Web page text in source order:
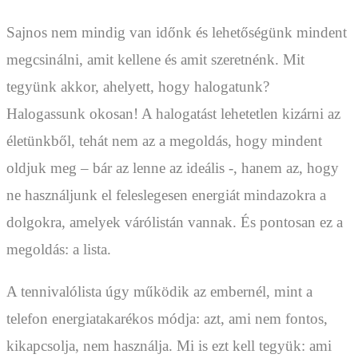
Sajnos nem mindig van időnk és lehetőségünk mindent
megcsinálni, amit kellene és amit szeretnénk. Mit
tegyünk akkor, ahelyett, hogy halogatunk?
Halogassunk okosan! A halogatást lehetetlen kizárni az
életünkből, tehát nem az a megoldás, hogy mindent
oldjuk meg – bár az lenne az ideális -, hanem az, hogy
ne használjunk el feleslegesen energiát mindazokra a
dolgokra, amelyek várólistán vannak. És pontosan ez a
megoldás: a lista.
A tennivalólista úgy működik az embernél, mint a
telefon energiatakarékos módja: azt, ami nem fontos,
kikapcsolja, nem használja. Mi is ezt kell tegyük: ami